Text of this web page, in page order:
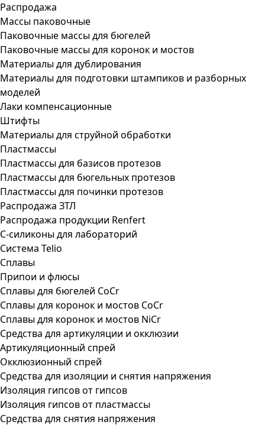
Распродажа
Массы паковочные
Паковочные массы для бюгелей
Паковочные массы для коронок и мостов
Материалы для дублирования
Материалы для подготовки штампиков и разборных
моделей
Лаки компенсационные
Штифты
Материалы для струйной обработки
Пластмассы
Пластмассы для базисов протезов
Пластмассы для бюгельных протезов
Пластмассы для починки протезов
Распродажа ЗТЛ
Распродажа продукции Renfert
С-силиконы для лабораторий
Система Telio
Сплавы
Припои и флюсы
Сплавы для бюгелей CoCr
Сплавы для коронок и мостов CoCr
Сплавы для коронок и мостов NiCr
Средства для артикуляции и окклюзии
Артикуляционный спрей
Окклюзионный спрей
Средства для изоляции и снятия напряжения
Изоляция гипсов от гипсов
Изоляция гипсов от пластмассы
Средства для снятия напряжения